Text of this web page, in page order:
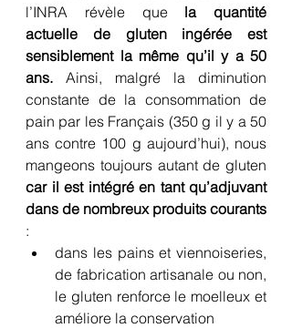
l’INRA révèle que la quantité
actuelle de gluten ingérée est
sensiblement la même qu’il y a 50
ans. Ainsi, malgré la diminution
constante de la consommation de
pain par les Français (350 g il y a 50
ans contre 100 g aujourd’hui), nous
car il est intégré en tant qu’adjuvant
dans de nombreux produits courants
:
dans les pains et viennoiseries,
de fabrication artisanale ou non,
le gluten renforce le moelleux et
améliore la conservation